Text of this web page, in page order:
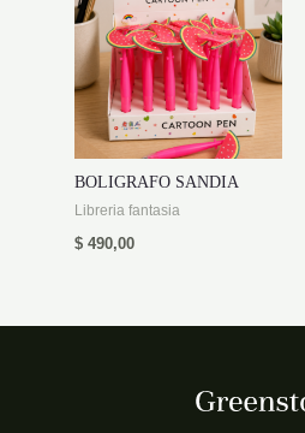
BOLIGRAFO SANDIA
Libreria fantasia
$ 490,00